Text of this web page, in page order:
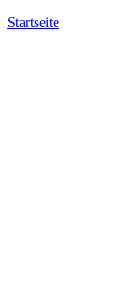
Startseite